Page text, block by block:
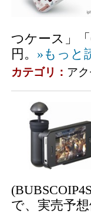
つケース」
円。 »もっと
カテゴリ： ア
で、実売予想